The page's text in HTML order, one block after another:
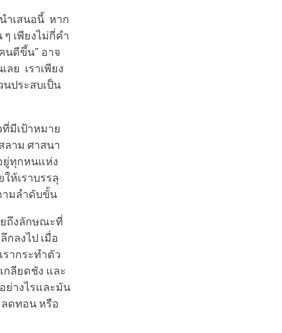
ำเสนอนี้ หาก
เพียงไม่กี่คำ
นดีขึ้น” อาจ
ย เราเพียง
ประสบเป็น
มีเป้าหมาย
ลาม ศาสนา
ยู่ทุกหนแห่ง
ห้เราบรรลุ
ามลำดับขั้น
ยถึงลักษณะที่
กลงไป เมื่อ
รากระทำตัว
กลียดชัง และ
ย่างไรและมัน
ลดทอน หรือ